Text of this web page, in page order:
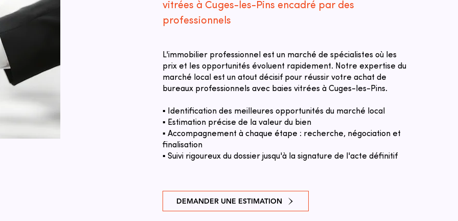
vitrées à Cuges-les-Pins encadré par des
professionnels
L'immobilier professionnel est un marché de spécialistes où les
prix et les opportunités évoluent rapidement. Notre expertise du
marché local est un atout décisif pour réussir votre achat de
bureaux professionnels avec baies vitrées à Cuges-les-Pins.
▪ Identification des meilleures opportunités du marché local
▪ Estimation précise de la valeur du bien
▪ Accompagnement à chaque étape : recherche, négociation et
finalisation
▪ Suivi rigoureux du dossier jusqu'à la signature de l'acte définitif
DEMANDER UNE ESTIMATION